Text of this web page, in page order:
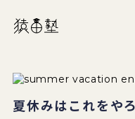
猿田塾
夏休みはこれをや